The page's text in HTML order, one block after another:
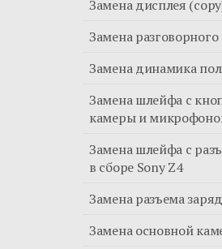
Замена дисплея
Замена
Замена динамика
Замена шлейфа с
камеры и
Замена шлейфа с
в сборе Sony Z4
Замена разъема
Замена основной